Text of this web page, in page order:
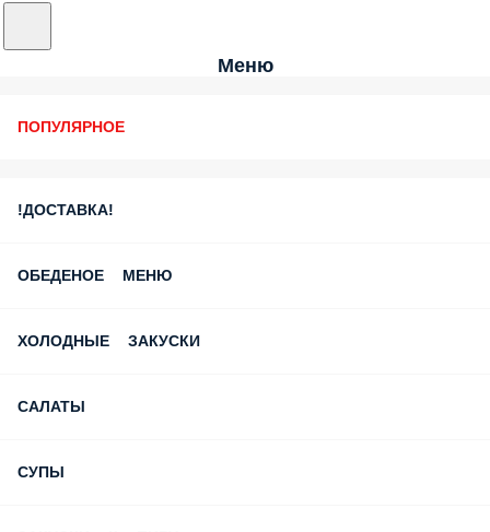
Меню
ПОПУЛЯРНОЕ
!ДОСТАВКА!
ОБЕДЕНОЕ МЕНЮ
ХОЛОДНЫЕ ЗАКУСКИ
САЛАТЫ
СУПЫ